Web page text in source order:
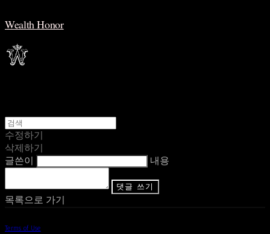
Wealth Honor
수정하기
삭제하기
글쓴이
내용
댓글 쓰기
목록으로 가기
Terms of Use